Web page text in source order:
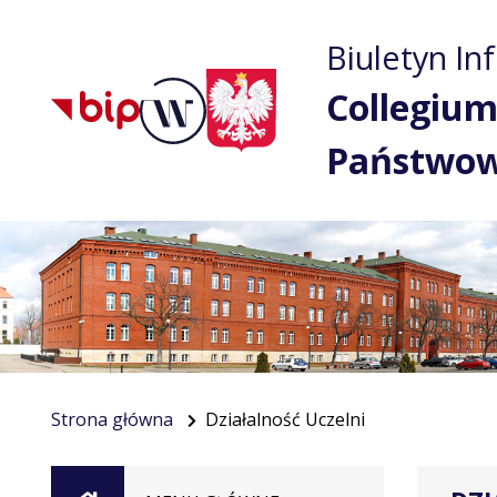
Biuletyn
Strona główna Działalność Uczelni